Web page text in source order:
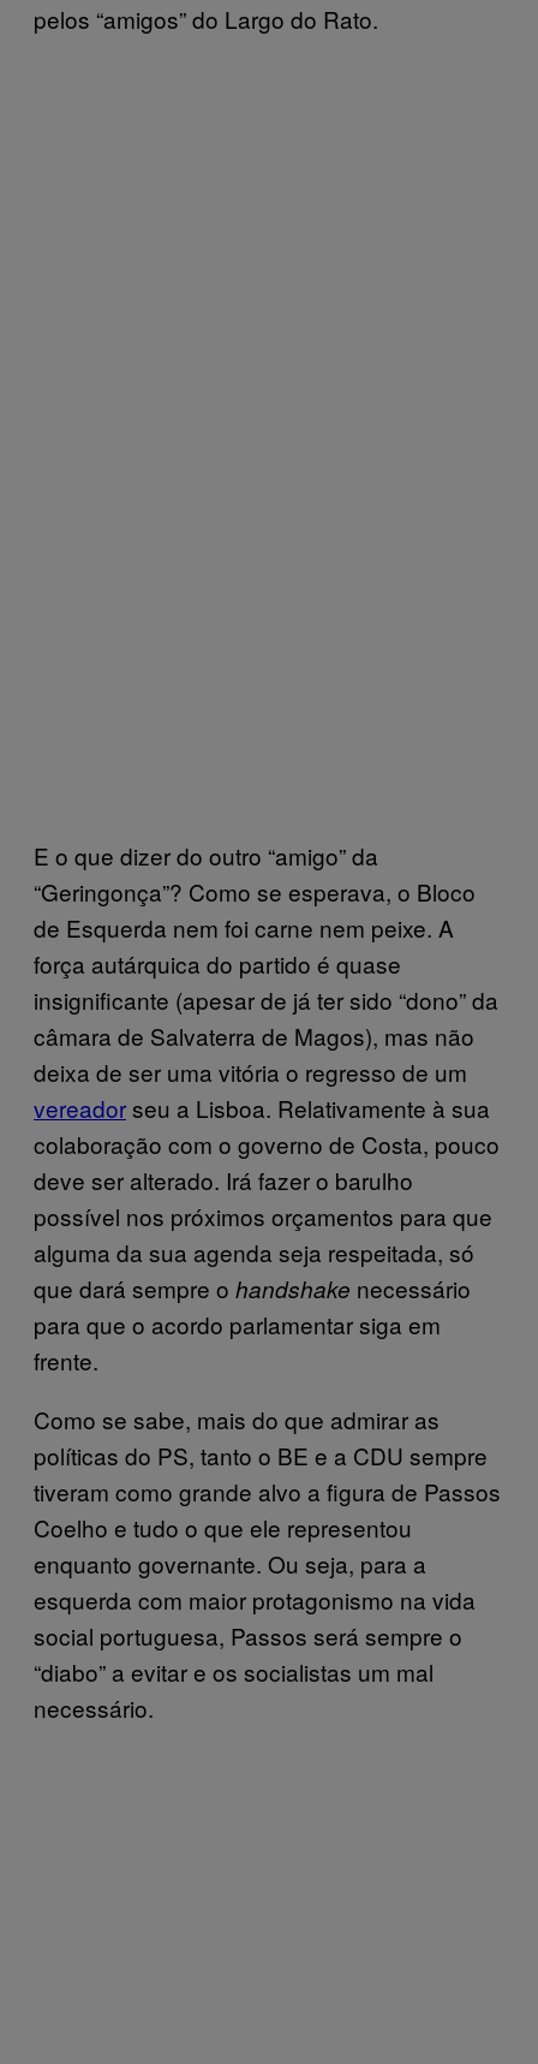
pelos “amigos” do Largo do Rato.
E o que dizer do outro “amigo” da
“Geringonça”? Como se esperava, o Bloco
de Esquerda nem foi carne nem peixe. A
força autárquica do partido é quase
insignificante (apesar de já ter sido “dono” da
câmara de Salvaterra de Magos), mas não
deixa de ser uma vitória o regresso de um
vereadorseu a Lisboa. Relativamente à sua
colaboração com o governo de Costa, pouco
deve ser alterado. Irá fazer o barulho
possível nos próximos orçamentos para que
alguma da sua agenda seja respeitada, só
que dará sempre o handshake necessário
para que o acordo parlamentar siga em
frente.
Como se sabe, mais do que admirar as
políticas do PS, tanto o BE e a CDU sempre
tiveram como grande alvo a figura de Passos
Coelho e tudo o que ele representou
enquanto governante. Ou seja, para a
esquerda com maior protagonismo na vida
social portuguesa, Passos será sempre o
“diabo” a evitar e os socialistas um mal
necessário.